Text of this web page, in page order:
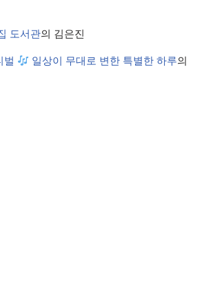
도서관의 김은진
벌 일상이 무대로 변한 특별한 하루의